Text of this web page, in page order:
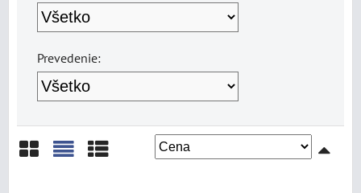
Prevedenie: